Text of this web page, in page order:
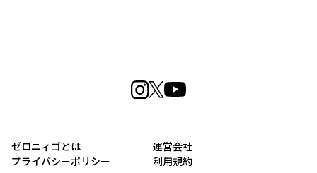
ゼロニィゴとは
運営会社
プライバシーポリシー
利用規約